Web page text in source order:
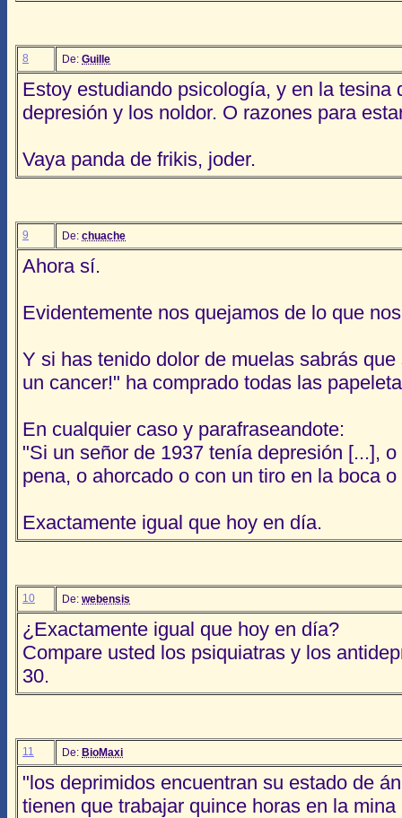
8 De: Guille
Estoy estudiando psicología, y en la
depresión y los noldor. O razones para
Vaya panda de frikis, joder.
9 De: chuache
Ahora sí.
Evidentemente nos quejamos de lo que
Y si has tenido dolor de muelas sabrás
un cancer!" ha comprado todas las
En cualquier caso y parafraseandote:
"Si un señor de 1937 tenía depresión [...],
pena, o ahorcado o con un tiro en la boca
Exactamente igual que hoy en día.
10 De: webensis
¿Exactamente igual que hoy en día?
Compare usted los psiquiatras y los
30.
11 De: BioMaxi
"los deprimidos encuentran su estado de
tienen que trabajar quince horas en la